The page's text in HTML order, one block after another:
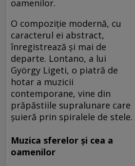
oamenilor.
O compoziţie modernă, cu
caracterul ei abstract,
înregistrează şi mai de
departe. Lontano, a lui
György Ligeti, o piatră de
hotar a muzicii
contemporane, vine din
prăpăstiile supralunare care
şuieră prin spiralele de stele.
Muzica sferelor şi cea a
oamenilor